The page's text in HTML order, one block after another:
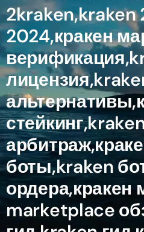
2kraken,kraken
2024,кракен
боты,kraken
ордера,кракен
marketplace